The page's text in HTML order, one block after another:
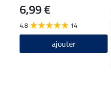
6,99 €
4.8 14
ajouter